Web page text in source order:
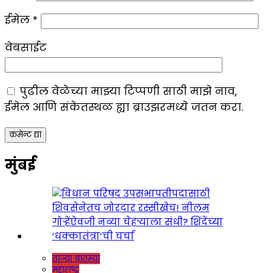
ईमेल *
वेबसाईट
पुढील वेळेच्या माझ्या टिप्पणी साठी माझे नाव,
ईमेल आणि संकेतस्थळ ह्या ब्राउझरमध्ये जतन करा.
मुंबई
ताज्या बातम्या
महाराष्ट्र